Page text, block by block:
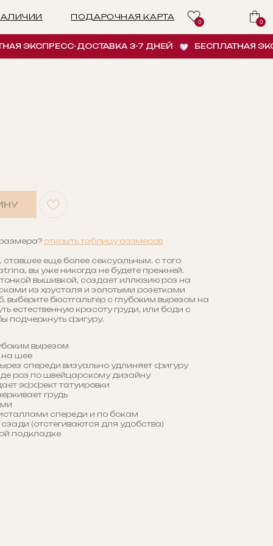
ПОДАРОЧНАЯ КАРТА
0 0
ДОСТАВКА 3-7 ДНЕЙ БЕСПЛАТНАЯ
открыть таблицу размеров
ставшее еще более сексуальным. с того
вы уже никогда не будете прежней.
вышивкой, создает иллюзию роз на
из хрусталя и золотыми розетками
выберите бюстгальтер с глубоким вырезом на
естественную красоту груди, или боди с
подчеркнуть фигуру.
вырезом
на шее
спереди визуально удлиняет фигуру
роз по швейцарскому дизайну
эффект татуировки
грудь
спереди и по бокам
(отстегиваются для удобства)
подкладке